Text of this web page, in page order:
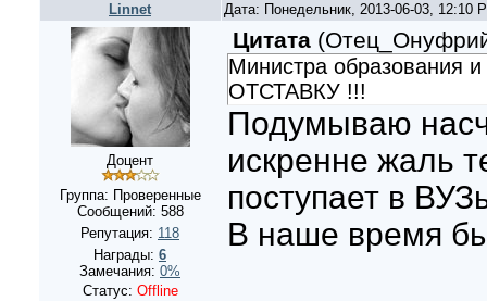
Linnet Дата: Понедельник, 2013-06-03, 12:10
Доцент
Группа: Проверенные
Сообщений: 588
Репутация: 118
Награды: 6
Замечания: 0%
Статус: Offline
Цитата(
Министра образования
ОТСТАВКУ !!!
Подумываю
искренне жаль
поступает в
В наше время